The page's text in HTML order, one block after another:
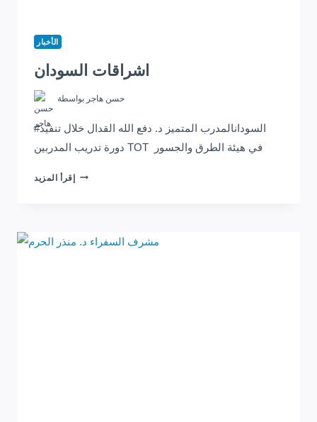
الأخبار
اشراقات السودان
بواسطة حسن هاجر
#السودانالمدرب المتميز د. دفع الله القدال خلال تنفيذ
دورة تدريب المدربين TOT في هيئة الطرق والجسور
إقرأ المزيداشراقات